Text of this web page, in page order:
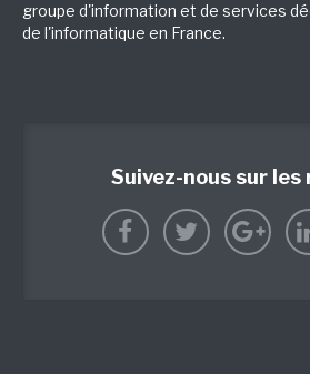
groupe d'information et de services
de l'informatique en France.
Suivez-nous sur les